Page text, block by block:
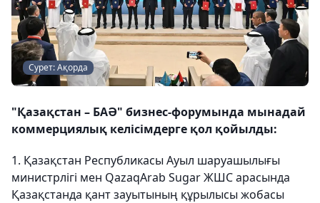
Сурет: Ақорда
"Қазақстан – БАӘ" бизнес-форумында мынадай
коммерциялық келісімдерге қол қойылды:
1. Қазақстан Республикасы Ауыл шаруашылығы
министрлігі мен QazaqArab Sugar ЖШС арасында
Қазақстанда қант зауытының құрылысы жобасы